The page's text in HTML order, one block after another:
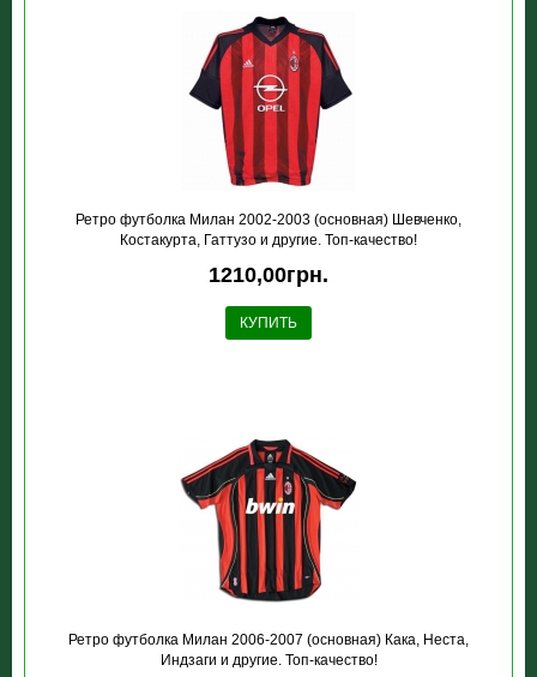
Ретро футболка Милан 2002-2003 (основная) Шевченко,
Костакурта, Гаттузо и другие. Топ-качество!
1210,00грн.
КУПИТЬ
Ретро футболка Милан 2006-2007 (основная) Кака, Неста,
Индзаги и другие. Топ-качество!